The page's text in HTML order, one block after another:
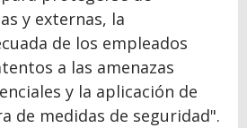
y externas, la
de los empleados
a las amenazas
y la aplicación de
de medidas de seguridad".